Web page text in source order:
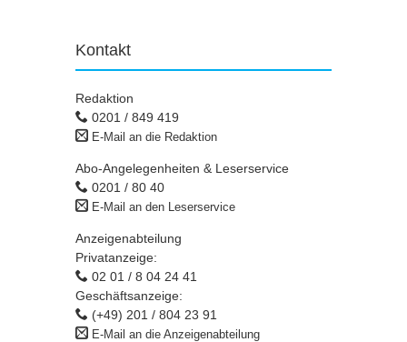
Kontakt
Redaktion
0201 / 849 419
E-Mail an die Redaktion
Abo-Angelegenheiten & Leserservice
0201 / 80 40
E-Mail an den Leserservice
Anzeigenabteilung
Privatanzeige:
02 01 / 8 04 24 41
Geschäftsanzeige:
(+49) 201 / 804 23 91
E-Mail an die Anzeigenabteilung